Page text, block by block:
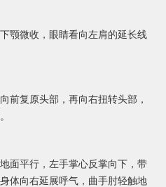
颚微收，眼睛看向左肩的延长线
前复原头部，再向右扭转头部，
面平行，左手掌心反掌向下，带
体向右延展呼气，曲手肘轻触地